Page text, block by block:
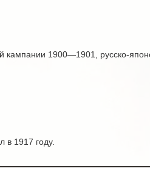
кампании 1900—1901, русско-
в 1917 году.